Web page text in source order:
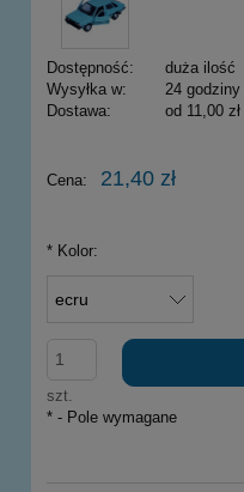
Dostępność:
duża ilość
Wysyłka w:
24 godziny
Dostawa:
od 11,00 zł
Cena nie zawiera
Cena: 21,40 zł
* Kolor:
szt.
* - Pole wymagane